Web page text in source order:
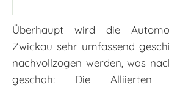
Überhaupt wird die
Zwickau sehr umfassend
nachvollzogen werden, was
geschah: Die Alliierten